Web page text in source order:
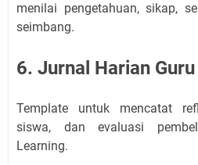
menilai pengetahuan, sikap,
seimbang.
6. Jurnal Harian Guru
Template untuk mencatat
siswa, dan evaluasi
Learning.